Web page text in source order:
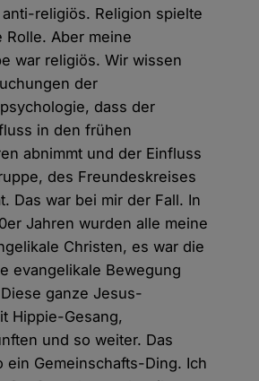
religiös. Religion spielte
Rolle. Aber meine
war religiös. Wir wissen
der
dass der
in den frühen
abnimmt und der Einfluss
des Freundeskreises
Das war bei mir der Fall. In
Jahren wurden alle meine
Christen, es war die
evangelikale Bewegung
ganze Jesus-
Hippie-Gesang,
und so weiter. Das
ein Gemeinschafts-Ding. Ich